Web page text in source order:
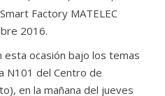
Factory MATELEC
2016.
esta ocasión bajo los temas
N101 del Centro de
en la mañana del jueves